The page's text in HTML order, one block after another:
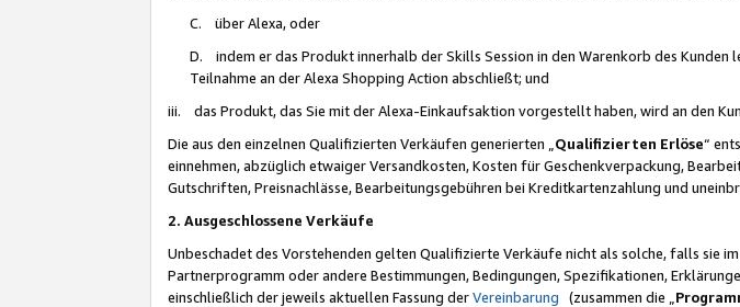
C. über Alexa, oder
D. indem er das Produkt innerhalb der Skills Session in den Warenkorb des
Teilnahme an der Alexa Shopping Action abschließt; und
iii. das Produkt, das Sie mit der Alexa-Einkaufsaktion vorgestellt haben, wird an den
Die aus den einzelnen Qualifizierten Verkäufen generierten „ Qualifizierten Erlöse“
einnehmen, abzüglich etwaiger Versandkosten, Kosten für Geschenkverpackung,
Gutschriften, Preisnachlässe, Bearbeitungsgebühren bei Kreditkartenzahlung und
2. Ausgeschlossene Verkäufe
Unbeschadet des Vorstehenden gelten Qualifizierte Verkäufe nicht als solche, falls sie
Partnerprogramm oder andere Bestimmungen, Bedingungen, Spezifikationen,
einschließlich der jeweils aktuellen Fassung derVereinbarung (zusammen die „